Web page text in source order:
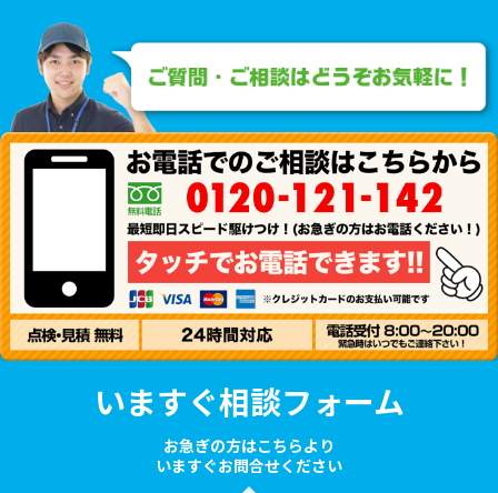
いますぐ相談フォーム
お急ぎの方はこちらより
いますぐお問合せください